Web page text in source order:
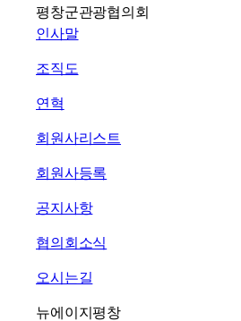
평창군관광협의회
인사말
조직도
연혁
회원사리스트
회원사등록
공지사항
협의회소식
오시는길
뉴에이지평창